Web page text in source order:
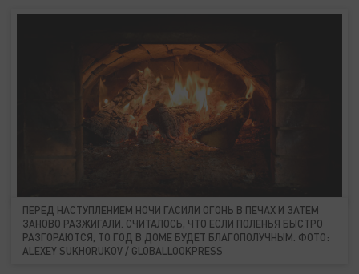
ПЕРЕД НАСТУПЛЕНИЕМ НОЧИ ГАСИЛИ ОГОНЬ В ПЕЧАХ И ЗАТЕМ
ЗАНОВО РАЗЖИГАЛИ. СЧИТАЛОСЬ, ЧТО ЕСЛИ ПОЛЕНЬЯ БЫСТРО
РАЗГОРАЮТСЯ, ТО ГОД В ДОМЕ БУДЕТ БЛАГОПОЛУЧНЫМ. ФОТО:
ALEXEY SUKHORUKOV / GLOBALLOOKPRESS